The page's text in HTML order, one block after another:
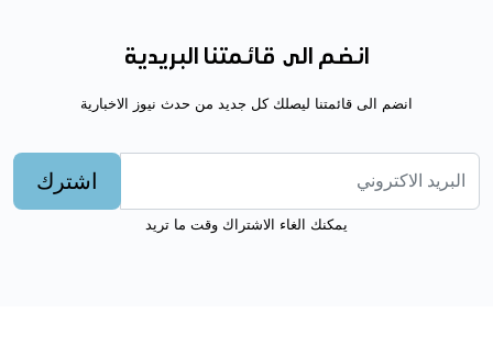
انضم الى قائمتنا البريدية
انضم الى قائمتنا ليصلك كل جديد من حدث نيوز الاخبارية
اشترك
يمكنك الغاء الاشتراك وقت ما تريد